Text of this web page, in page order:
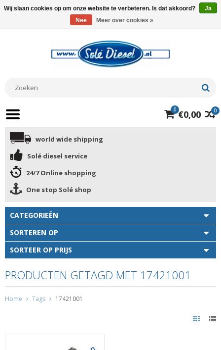
0
0 €0,00
world wide shipping
Solé diesel service
24/7 Online shopping
One stop Solé shop
CATEGORIEËN
SORTEREN OP
SORTEER OP PRIJS
PRODUCTEN GETAGD MET 17421001
Home Tags 17421001
Wij slaan cookies op om onze website te verbeteren. Is dat akkoord?
Ja
Nee
Meer over cookies »